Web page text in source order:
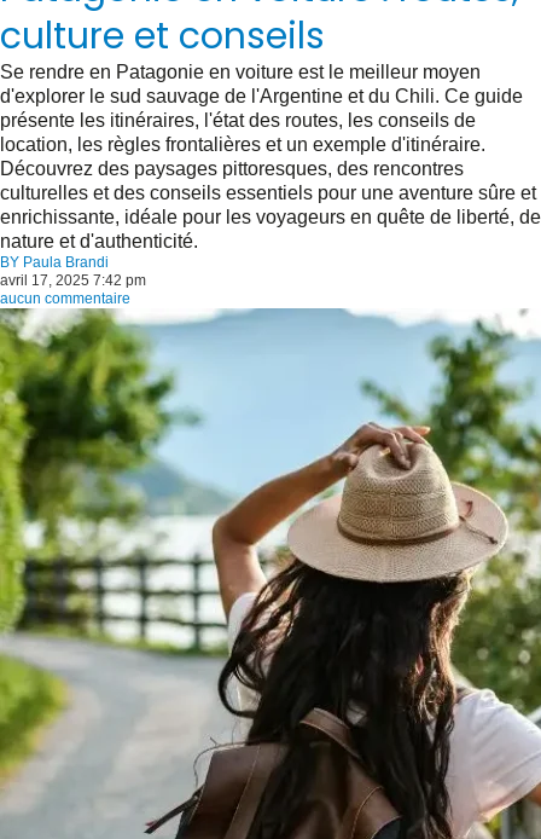
culture et conseils
Se rendre en Patagonie en voiture est le meilleur moyen
d'explorer le sud sauvage de l'Argentine et du Chili. Ce guide
présente les itinéraires, l'état des routes, les conseils de
location, les règles frontalières et un exemple d'itinéraire.
Découvrez des paysages pittoresques, des rencontres
culturelles et des conseils essentiels pour une aventure sûre et
enrichissante, idéale pour les voyageurs en quête de liberté, de
nature et d'authenticité.
BY Paula Brandi
avril 17, 2025 7:42 pm
aucun commentaire